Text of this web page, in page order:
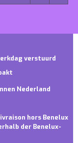
verstuurd
Nederland
hors Benelux
der Benelux-